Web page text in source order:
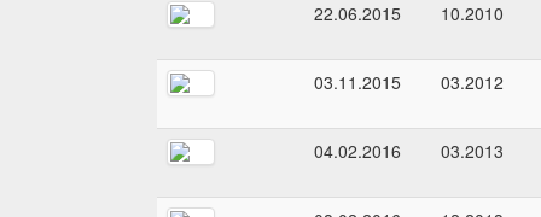
22.06.2015 10.2010
03.11.2015 03.2012
04.02.2016 03.2013